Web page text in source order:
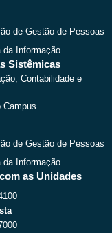
de Gestão de Pessoas
da Informação
Sistêmicas
Contabilidade e
Campus
de Gestão de Pessoas
da Informação
as Unidades